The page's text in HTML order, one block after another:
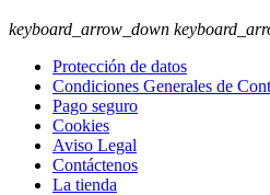
keyboard_arrow_down
Protección de datos
Condiciones Generales de
Pago seguro
Cookies
Aviso Legal
Contáctenos
La tienda